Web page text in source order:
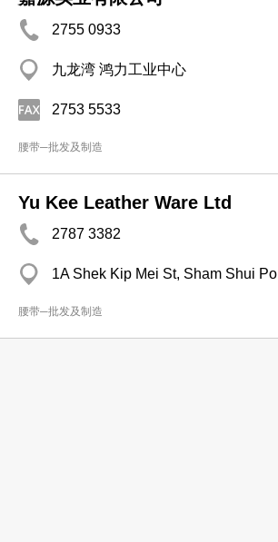
2755 0933
九龙湾 鸿力工业中心
2753 5533
腰带─批发及制造
Yu Kee Leather Ware Ltd
2787 3382
1A Shek Kip Mei St, Sham Shui Po
腰带─批发及制造